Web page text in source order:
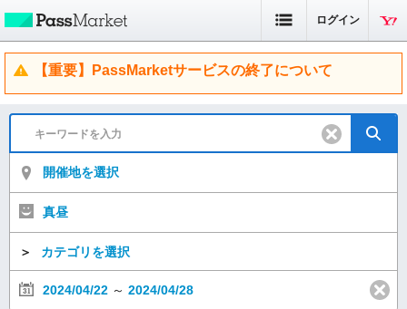
ログイン
【重要】PassMarketサービスの終了について
開催地を選択
真昼
＞ カテゴリを選択
2024/04/22 ～ 2024/04/28